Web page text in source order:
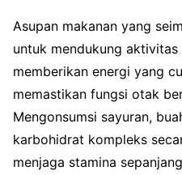
Asupan makanan yang
untuk mendukung
memberikan energi yang
memastikan fungsi otak
Mengonsumsi sayuran,
karbohidrat kompleks
menjaga stamina